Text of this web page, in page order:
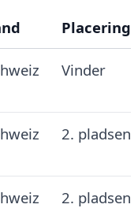
Placering
Vinder
2. pladsen
2. pladsen